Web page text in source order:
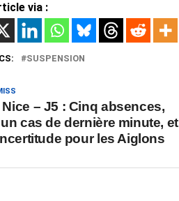
via :
SUSPENSION
Nice – J5 : Cinq absences,
cas de dernière minute, et
pour les Aiglons